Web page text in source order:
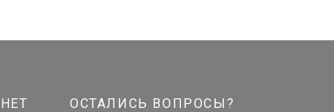
ОСТАЛИСЬ ВОПРОСЫ?